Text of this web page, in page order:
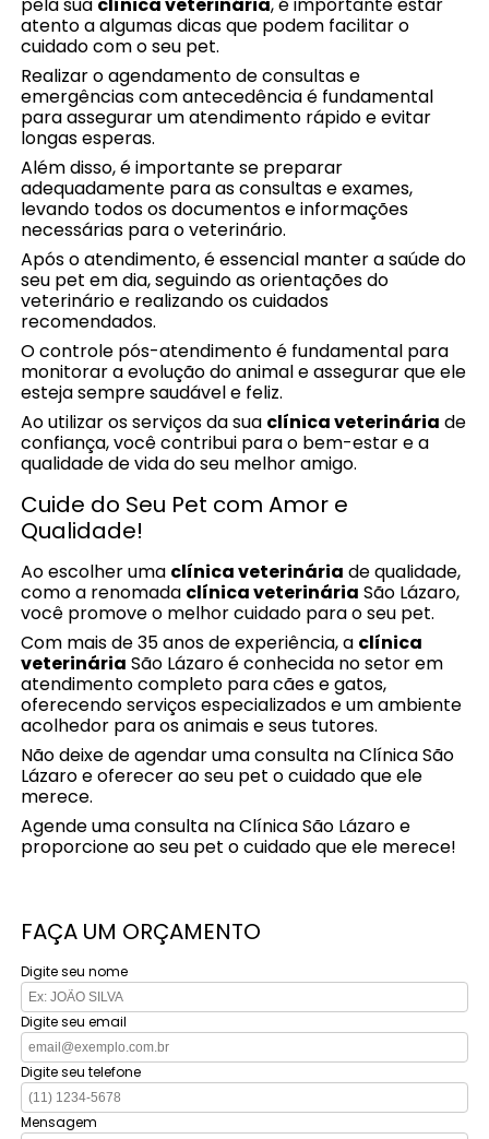
pela sua clínica veterinária, é importante estar
atento a algumas dicas que podem facilitar o
cuidado com o seu pet.
Realizar o agendamento de consultas e
emergências com antecedência é fundamental
para assegurar um atendimento rápido e evitar
longas esperas.
Além disso, é importante se preparar
adequadamente para as consultas e exames,
levando todos os documentos e informações
necessárias para o veterinário.
Após o atendimento, é essencial manter a saúde do
seu pet em dia, seguindo as orientações do
veterinário e realizando os cuidados
recomendados.
O controle pós-atendimento é fundamental para
monitorar a evolução do animal e assegurar que ele
esteja sempre saudável e feliz.
Ao utilizar os serviços da sua clínica veterinária de
confiança, você contribui para o bem-estar e a
qualidade de vida do seu melhor amigo.
Cuide do Seu Pet com Amor e
Qualidade!
Ao escolher uma clínica veterinária de qualidade,
como a renomada clínica veterinária São Lázaro,
você promove o melhor cuidado para o seu pet.
Com mais de 35 anos de experiência, a clínica
veterinária São Lázaro é conhecida no setor em
atendimento completo para cães e gatos,
oferecendo serviços especializados e um ambiente
acolhedor para os animais e seus tutores.
Não deixe de agendar uma consulta na Clínica São
Lázaro e oferecer ao seu pet o cuidado que ele
merece.
Agende uma consulta na Clínica São Lázaro e
proporcione ao seu pet o cuidado que ele merece!
FAÇA UM ORÇAMENTO
Digite seu nome
Digite seu email
Digite seu telefone
Mensagem